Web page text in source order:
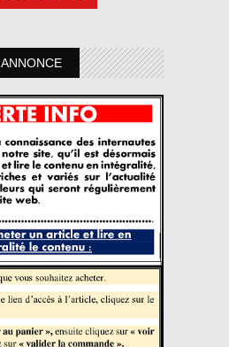
ANNONCE